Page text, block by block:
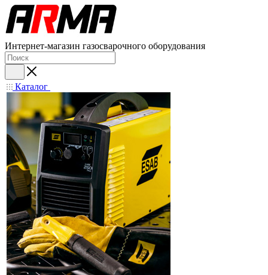
Интернет-магазин газосварочного оборудования
Каталог